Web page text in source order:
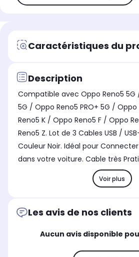
Caractéristiques du
Description
Compatible avec Oppo Reno5 5G
5G / Oppo Reno5 PRO+ 5G /
Reno5 K / Oppo Reno5 F / Oppo
Reno5 Z. Lot de 3 Cables USB /
Couleur Noir. Idéal pour
dans votre voiture. Cable très
Voir plus
Les avis de nos clients
Aucun avis disponible